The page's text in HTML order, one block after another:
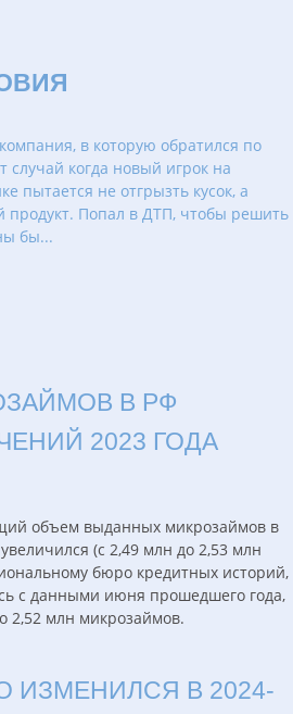
в которую обратился по
случай когда новый игрок на
пытается не отгрызть кусок, а
продукт. Попал в ДТП, чтобы решить
бы...
В РФ
2023 ГОДА
объем выданных микрозаймов в
(с 2,49 млн до 2,53 млн
бюро кредитных историй,
с данными июня прошедшего года,
2,52 млн микрозаймов.
ИЗМЕНИЛСЯ В 2024-